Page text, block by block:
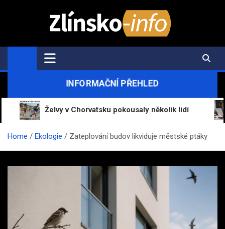
Zlínsko-Info.cz
Aktuální informace z regionu a zpravodajství
INFORMAČNÍ PŘEHLED
Želvy v Chorvatsku pokousaly několik lidí
Home Ekologie Zateplování budov likviduje městské ptáky